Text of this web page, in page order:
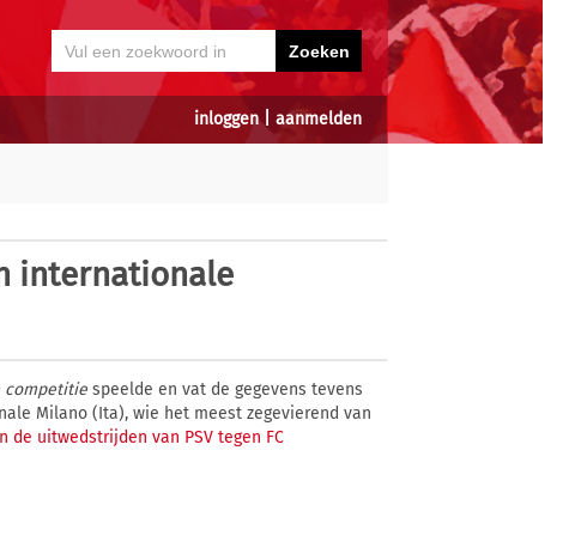
inloggen| aanmelden
internationale
competitie speelde en vat de gegevens tevens
Milano (Ita), wie het meest zegevierend van
uitwedstrijden van PSV tegen FC